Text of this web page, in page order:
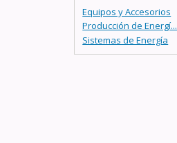
Equipos y Accesorios
Producción de Energí...
Sistemas de Energía